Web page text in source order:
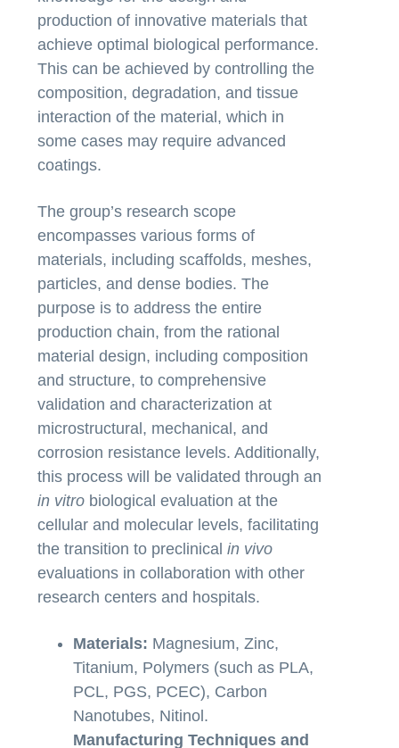
production of innovative materials that
achieve optimal biological performance.
This can be achieved by controlling the
composition, degradation, and tissue
interaction of the material, which in
some cases may require advanced
coatings.
The group’s research scope
encompasses various forms of
materials, including scaffolds, meshes,
particles, and dense bodies. The
purpose is to address the entire
production chain, from the rational
material design, including composition
and structure, to comprehensive
validation and characterization at
microstructural, mechanical, and
corrosion resistance levels. Additionally,
this process will be validated through an
in vitro biological evaluation at the
cellular and molecular levels, facilitating
the transition to preclinicalin vivo
evaluations in collaboration with other
research centers and hospitals.
Materials: Magnesium, Zinc,
Titanium, Polymers (such as PLA,
PCL, PGS, PCEC), Carbon
Nanotubes, Nitinol.
Manufacturing Techniques and